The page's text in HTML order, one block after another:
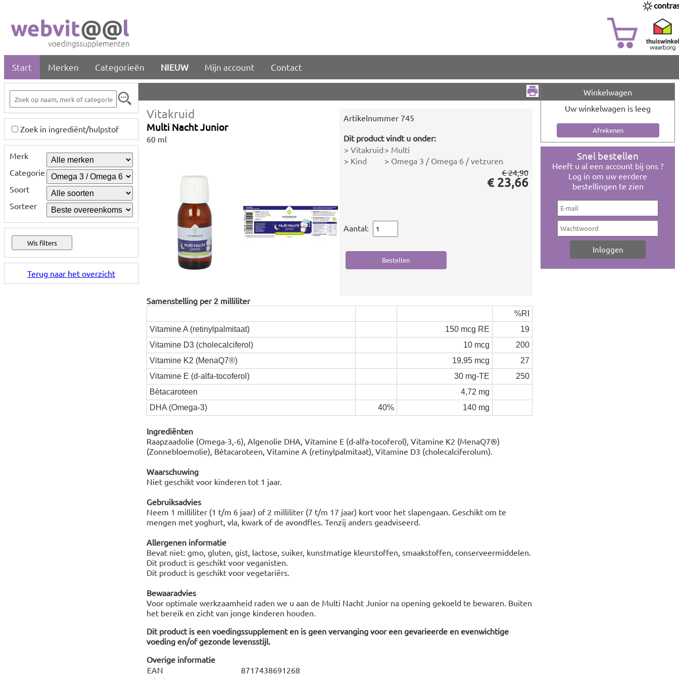
Start Merken Categorieën NIEUW Mijn account Contact
Zoek in ingrediënt/hulpstof
Merk
Categorie
Soort
Sorteer
Terug naar het overzicht
Vitakruid
Multi Nacht Junior
60 ml
Artikelnummer 745
Dit product vindt u onder:
> Vitakruid > Multi
> Kind > Omega 3 / Omega 6 / vetzuren
€ 24,90
€ 23,66
Aantal:
Samenstelling per 2 milliliter
%RI
Vitamine A (retinylpalmitaat)
150 mcg RE
19
Vitamine D3 (cholecalciferol)
10 mcg
200
Vitamine K2 (MenaQ7®)
19,95 mcg
27
Vitamine E (d-alfa-tocoferol)
30 mg-TE
250
Bètacaroteen
4,72 mg
DHA (Omega-3)
40% 140 mg
Ingrediënten
Raapzaadolie (Omega-3,-6), Algenolie DHA, Vitamine E (d-alfa-tocoferol), Vitamine K2 (MenaQ7®)
(Zonnebloemolie), Bètacaroteen, Vitamine A (retinylpalmitaat), Vitamine D3 (cholecalciferolum).
Waarschuwing
Niet geschikt voor kinderen tot 1 jaar.
Gebruiksadvies
Neem 1 milliliter (1 t/m 6 jaar) of 2 milliliter (7 t/m 17 jaar) kort voor het slapengaan. Geschikt om te
mengen met yoghurt, vla, kwark of de avondfles. Tenzij anders geadviseerd.
Allergenen informatie
Bevat niet: gmo, gluten, gist, lactose, suiker, kunstmatige kleurstoffen, smaakstoffen, conserveermiddelen.
Dit product is geschikt voor veganisten.
Dit product is geschikt voor vegetariërs.
Bewaaradvies
Voor optimale werkzaamheid raden we u aan de Multi Nacht Junior na opening gekoeld te bewaren. Buiten
het bereik en zicht van jonge kinderen houden.
Dit product is een voedingssupplement en is geen vervanging voor een gevarieerde en evenwichtige
voeding en/of gezonde levensstijl.
Overige informatie
EAN
8717438691268
Winkelwagen
Uw winkelwagen is leeg
Snel bestellen
Heeft u al een account bij ons ?
Log in om uw eerdere
bestellingen te zien